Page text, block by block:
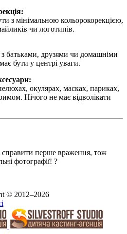
з мінімальною кольорокорекцією,
чи логотипів.
батьками, друзями чи домашніми
бути у центрі уваги.
окулярах, масках, париках,
Нічого не має відволікати
перше враження, тож
фотографії! ?
© 2012–2026